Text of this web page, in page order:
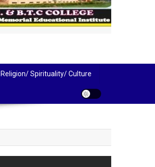
Religion/ Spirituality/ Culture